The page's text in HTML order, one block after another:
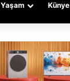
Yaşam Künye